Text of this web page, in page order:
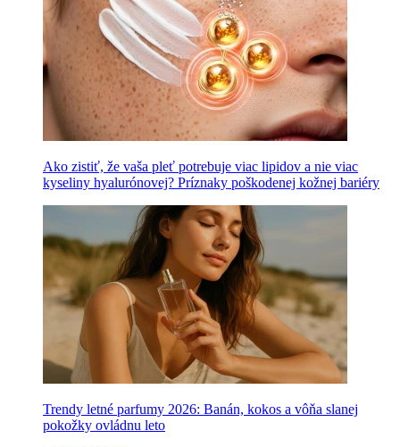
Ako zistiť, že vaša pleť potrebuje viac lipidov a nie viac
kyseliny hyalurónovej? Príznaky poškodenej kožnej bariéry
Trendy letné parfumy 2026: Banán, kokos a vôňa slanej
pokožky ovládnu leto